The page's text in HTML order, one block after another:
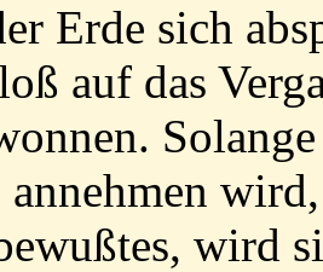
Erde sich
auf das
wird